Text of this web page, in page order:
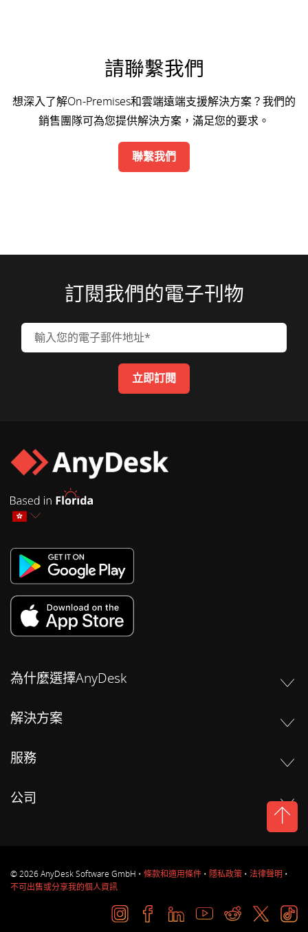
請聯繫我們
想深入了解On-Premises和雲端遠端支援解決方案？我們的
銷售團隊可為您提供解決方案，滿足您的要求。
聯繫我們
訂閱我們的電子刊物
立即訂閱
為什麼選擇AnyDesk
解決方案
服務
公司
© 2026 AnyDesk Software GmbH • 條款和適用條件 • 隱私政策 • 法律聲明 •
不可出售或分享我的個人資訊